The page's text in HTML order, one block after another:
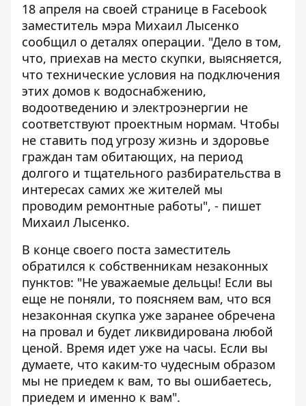
18 апреля на своей странице в Facebook
заместитель мэра Михаил Лысенко
сообщил о деталях операции. "Дело в том,
что, приехав на место скупки, выясняется,
что технические условия на подключения
этих домов к водоснабжению,
водоотведению и электроэнергии не
соответствуют проектным нормам. Чтобы
не ставить под угрозу жизнь и здоровье
граждан там обитающих, на период
долгого и тщательного разбирательства в
интересах самих же жителей мы
проводим ремонтные работы", - пишет
Михаил Лысенко.
В конце своего поста заместитель
обратился к собственникам незаконных
пунктов: "Не уважаемые дельцы! Если вы
еще не поняли, то поясняем вам, что вся
незаконная скупка уже заранее обречена
на провал и будет ликвидирована любой
ценой. Время идет уже на часы. Если вы
думаете, что каким-то чудесным образом
мы не приедем к вам, то вы ошибаетесь,
приедем и именно к вам".